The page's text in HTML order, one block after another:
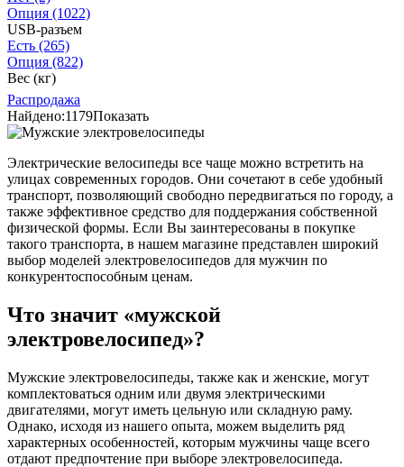
Опция (1022)
USB-разъем
Есть (265)
Опция (822)
Вес (кг)
Распродажа
Найдено:1179Показать
Электрические велосипеды все чаще можно встретить на
улицах современных городов. Они сочетают в себе удобный
транспорт, позволяющий свободно передвигаться по городу, а
также эффективное средство для поддержания собственной
физической формы. Если Вы заинтересованы в покупке
такого транспорта, в нашем магазине представлен широкий
выбор моделей электровелосипедов для мужчин по
конкурентоспособным ценам.
Что значит «мужской
электровелосипед»?
Мужские электровелосипеды, также как и женские, могут
комплектоваться одним или двумя электрическими
двигателями, могут иметь цельную или складную раму.
Однако, исходя из нашего опыта, можем выделить ряд
характерных особенностей, которым мужчины чаще всего
отдают предпочтение при выборе электровелосипеда.